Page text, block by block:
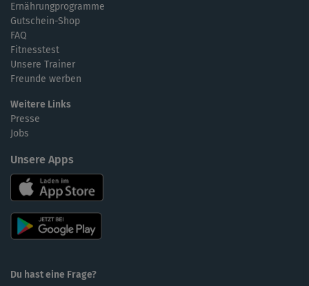
Ernährungprogramme
Gutschein-Shop
FAQ
Fitnesstest
Unsere Trainer
Freunde werben
Weitere Links
Presse
Jobs
Unsere Apps
Du hast eine Frage?